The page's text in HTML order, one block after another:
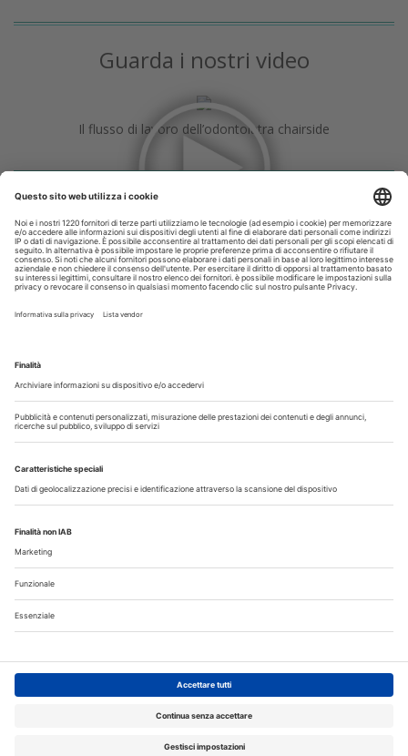
Guarda i nostri video
Il flusso di lavoro dell’odontoiatra chairside
Odontoiatria33
Copyright © 2026 - All Rights Reserved
Autori
Contattaci
Note legali
Cerca nel sito